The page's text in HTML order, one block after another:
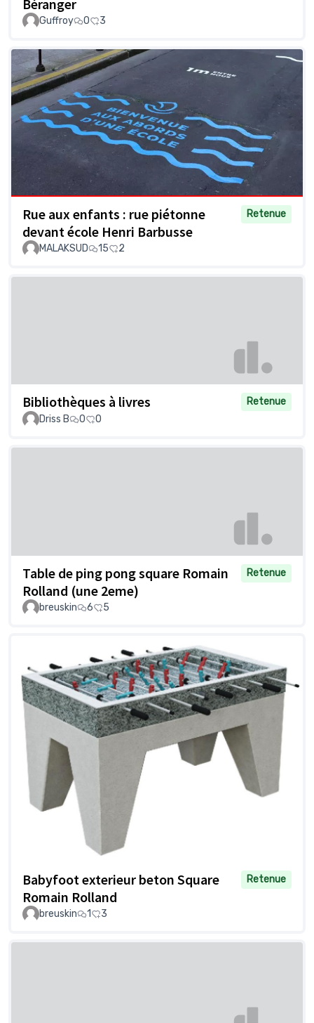
Béranger
Guffroy 0 3
Rue aux enfants : rue piétonne
devant école Henri Barbusse
Retenue
MALAKSUD 15 2
Bibliothèques à livres
Retenue
Driss B
0 0
Table de ping pong square Romain
Rolland (une 2eme)
Retenue
breuskin 6 5
Babyfoot exterieur beton Square
Romain Rolland
Retenue
breuskin 1 3